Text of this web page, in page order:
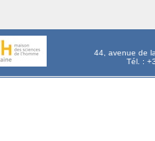
44, avenue de
Tél. :